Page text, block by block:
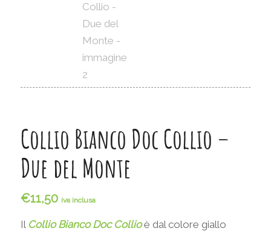
Collio Bianco Doc Collio –
Due del Monte
€11,50 iva inclusa
Il Collio Bianco Doc Collio è dal colore giallo